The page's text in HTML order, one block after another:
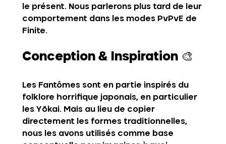
le présent. Nous parlerons plus tard de leur
comportement dans les modes PvPvE de
Finite.
Conception & Inspiration 🎨
Les Fantômes sont en partie inspirés du
folklore horrifique japonais, en particulier
les Yōkai. Mais au lieu de copier
directement les formes traditionnelles,
nous les avons utilisés comme base